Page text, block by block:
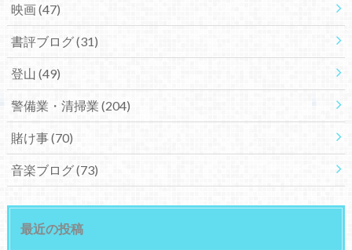
映画(47)
書評ブログ(31)
登山 (49)
警備業・清掃業 (204)
賭け事(70)
音楽ブログ(73)
最近の投稿